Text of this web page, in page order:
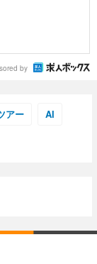
by
アー AI